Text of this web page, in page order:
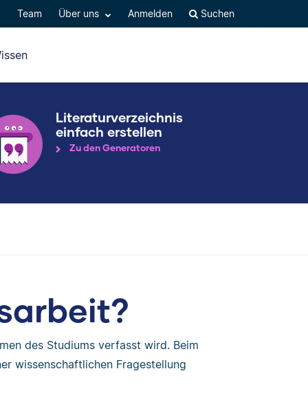
Team Über uns Anmelden Suchen
Literaturverzeichnis
einfach erstellen
Zu den Generatoren
des Studiums verfasst wird. Beim
wissenschaftlichen Fragestellung